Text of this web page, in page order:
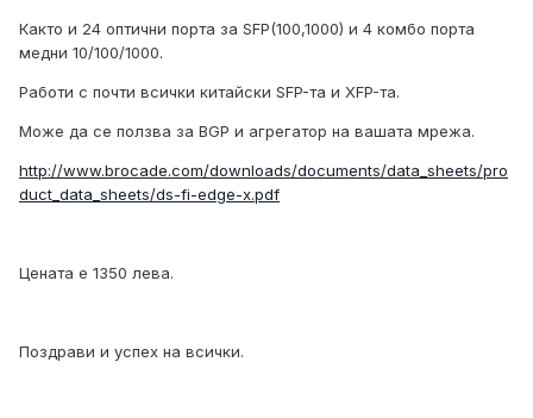
Както и 24 оптични порта за SFP(100,1000) и 4 комбо порта
медни 10/100/1000.
Работи с почти всички китайски SFP-та и XFP-та.
Може да се ползва за BGP и агрегатор на вашата мрежа.
http://www.brocade.com/downloads/documents/data_sheets/pro
duct_data_sheets/ds-fi-edge-x.pdf
Цената е 1350 лева.
Поздрави и успех на всички.